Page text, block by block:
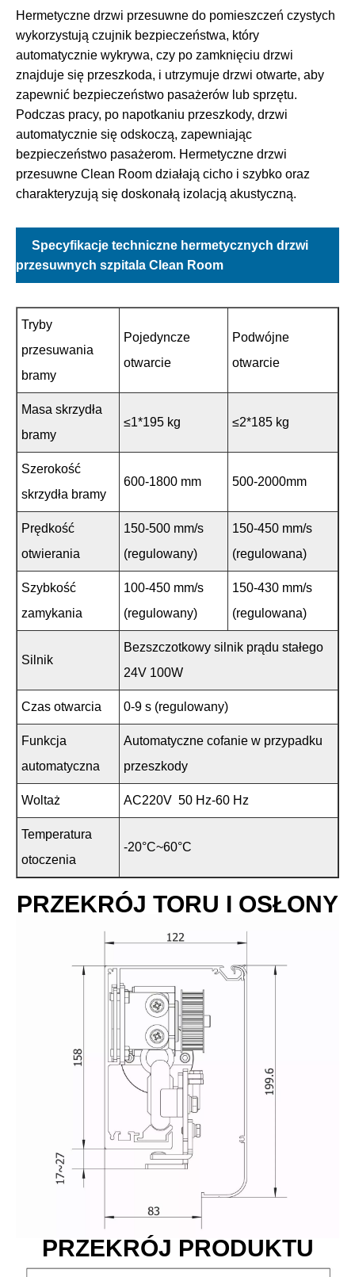
Hermetyczne drzwi przesuwne do pomieszczeń czystych
wykorzystują czujnik bezpieczeństwa, który
automatycznie wykrywa, czy po zamknięciu drzwi
znajduje się przeszkoda, i utrzymuje drzwi otwarte, aby
zapewnić bezpieczeństwo pasażerów lub sprzętu.
Podczas pracy, po napotkaniu przeszkody, drzwi
automatycznie się odskoczą, zapewniając
bezpieczeństwo pasażerom. Hermetyczne drzwi
przesuwne Clean Room działają cicho i szybko oraz
charakteryzują się doskonałą izolacją akustyczną.
Specyfikacje techniczne hermetycznych drzwi
przesuwnych szpitala Clean Room
Tryby
przesuwania
bramy
Pojedyncze
otwarcie
Podwójne
otwarcie
Masa skrzydła
bramy
≤1*195 kg ≤2*185 kg
Szerokość
skrzydła bramy
600-1800 mm 500-2000mm
Prędkość
otwierania
150-500 mm/s
(regulowany)
150-450 mm/s
(regulowana)
Szybkość
zamykania
100-450 mm/s
(regulowany)
150-430 mm/s
(regulowana)
Silnik
Bezszczotkowy silnik prądu stałego
24V 100W
Czas otwarcia 0-9 s (regulowany)
Funkcja
automatyczna
Automatyczne cofanie w przypadku
przeszkody
Woltaż AC220V 50 Hz-60 Hz
Temperatura
otoczenia
-20°C~60°C
PRZEKRÓJ TORU I OSŁONY
PRZEKRÓJ PRODUKTU